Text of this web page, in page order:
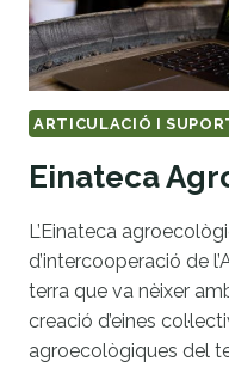
ARTICULACIÓ I
Einateca
L’Einateca
d’intercooperació de
terra que va nèixer
creació d’eines
agroecològiques del